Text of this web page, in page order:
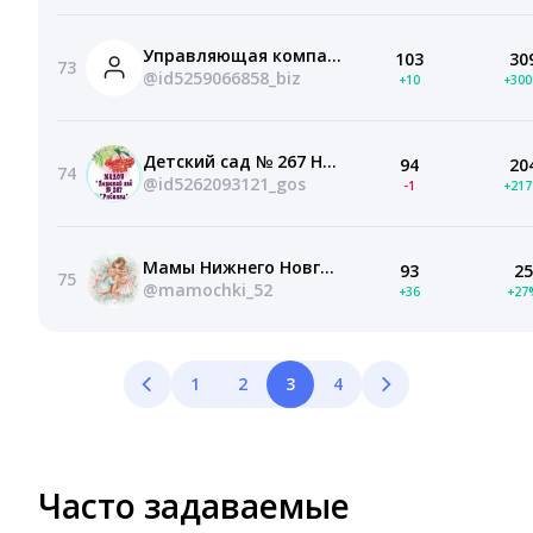
73
Управляющая компания ООО "Партнер-НН"
@id5259066858_biz
103
+10
74
Детский сад № 267 Нижний Новгород
@id5262093121_gos
94
-1
75
Мамы Нижнего Новгорода, Детские пособия
@mamochki_52
93
+36
25
1 2 3 4
Часто задаваемые